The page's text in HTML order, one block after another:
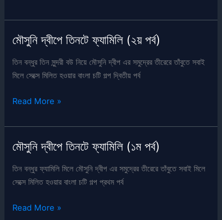
তিনটে
ফ্যামিলি
(৩য়
পর্ব)
মৌসুনি দ্বীপে তিনটে ফ্যামিলি (২য় পর্ব)
তিন বন্ধুর তিন সুন্দরী বউ নিয়ে মৌসুনি দ্বীপ এর সমুদ্রের তীরেরে তাঁবুতে সবাই
মিলে সেক্সে মিলিত হওয়ার বাংলা চটি গল্প দ্বিতীয় পর্ব
মৌসুনি
তিনটে
ফ্যামিলি
(২য়
পর্ব)
Read More »
মৌসুনি দ্বীপে তিনটে ফ্যামিলি (১ম পর্ব)
তিন বন্ধুর ফ্যামিলি মিলে মৌসুনি দ্বীপ এর সমুদ্রের তীরেরে তাঁবুতে সবাই মিলে
সেক্সে মিলিত হওয়ার বাংলা চটি গল্প প্রথম পর্ব
মৌসুনি
Read More »